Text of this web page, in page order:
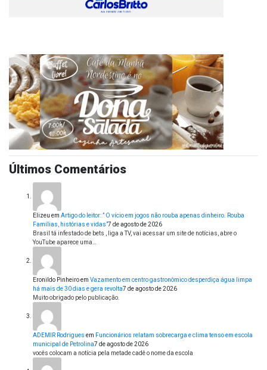
Últimos Comentários
Elizeu em Artigo do leitor: ” O vício em jogos não rouba apenas dinheiro. Rouba
Famílias, histórias e vidas”7 de agosto de 2026
Brasil tá infestado de bets , liga a TV, vai acessar um site de notícias, abre o
YouTube aparece uma…
Eronildo Pinheiroem Vazamento em centro gastronômico desperdiça água limpa
há mais de 30 dias e gera revolta7 de agosto de 2026
Muito obrigado pelo publicação.
ADEMIR Rodrigues em Funcionários relatam sobrecarga e clima tenso em escola
municipal de Petrolina7 de agosto de 2026
vocês colocam a notícia pela metade cadê o nome da escola